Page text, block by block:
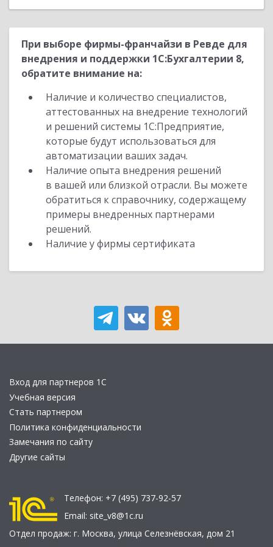
При выборе фирмы-франчайзи в Ревде для
внедрения и поддержки 1С:Бухгалтерии 8,
обратите внимание на:
Наличие и количество специалистов,
аттестованных на внедрение технологий
и решений системы 1С:Предприятие,
которые будут использоваться для
автоматизации ваших задач.
Наличие опыта внедрения решений
в вашей или близкой отрасли. Вы можете
обратиться к справочнику, содержащему
примеры внедренных партнерами
решений.
Наличие у фирмы сертификата
Вход для партнеров 1С
Учебная версия
Стать партнером
Политика конфиденциальности
Замечания по сайту
Другие сайты
Телефон: +7 (495) 737-92-57
Email: site_v8@1c.ru
Отдел продаж: г. Москва, улица Селезнёвская, дом 21